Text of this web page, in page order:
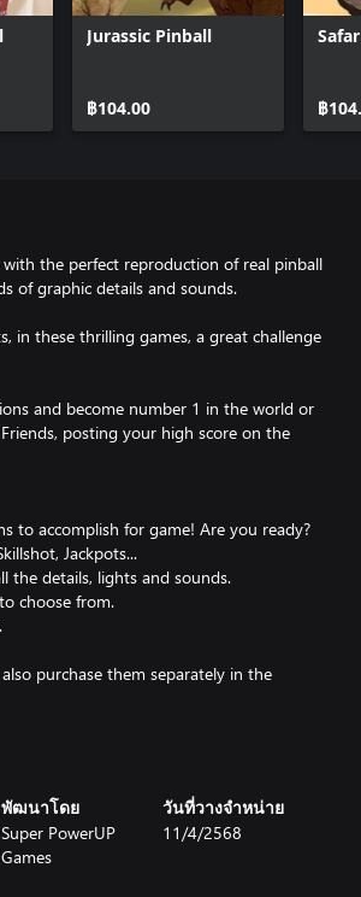
Jurassic Pinball
฿104.00 ฿
with the perfect reproduction of real pinball
of graphic details and sounds.
in these thrilling games, a great challenge
and become number 1 in the world or
posting your high score on the
to accomplish for game! Are you ready?
Jackpots...
the details, lights and sounds.
choose from.
purchase them separately in the
พัฒนาโดย
Super PowerUP
Games
วันที่วางจำหน่าย
11/4/2568